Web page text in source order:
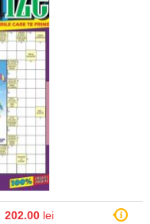
202.00 lei